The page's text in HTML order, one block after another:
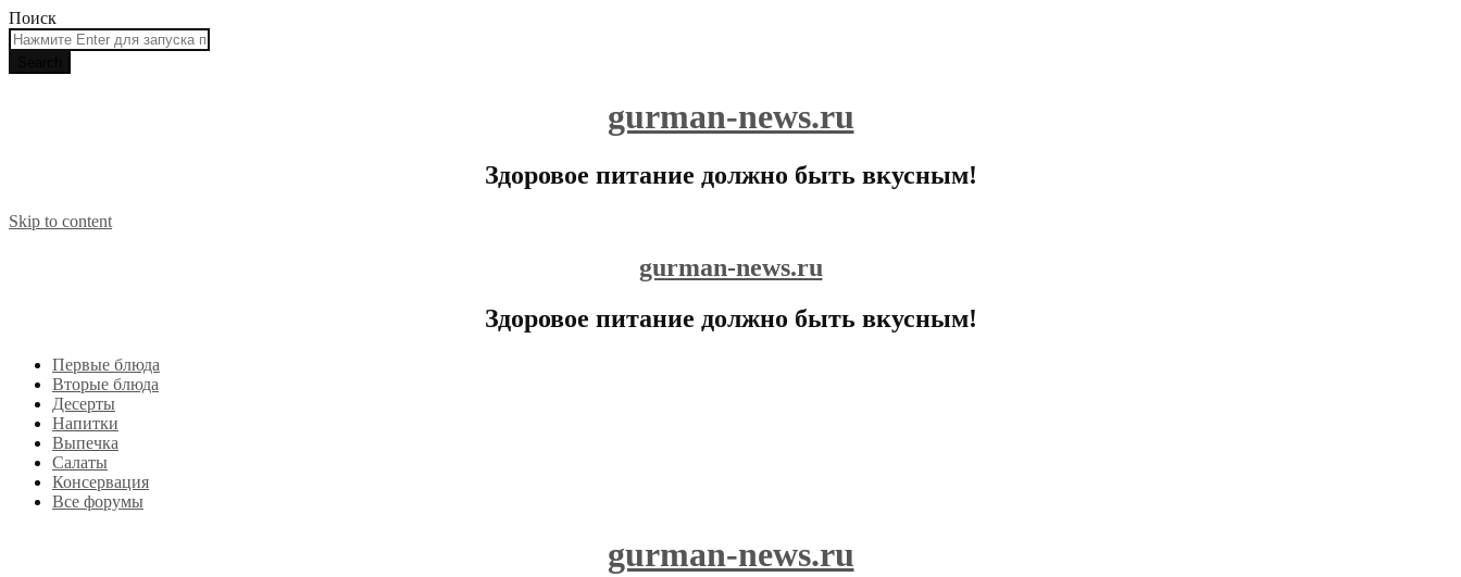
Поиск
gurman-news.ru
Здоровое питание должно быть вкусным!
Skip to content
gurman-news.ru
Здоровое питание должно быть вкусным!
Первые блюда
Вторые блюда
Десерты
Напитки
Выпечка
Салаты
Консервация
Все форумы
gurman-news.ru